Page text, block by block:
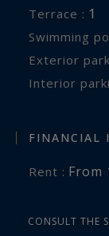
terrace : 1
swimming
exterior
interior
FINANCIAL
Rent : From
CONSULT THE